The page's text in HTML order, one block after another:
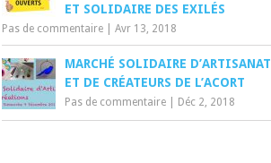
ET SOLIDAIRE DES EXILÉS
Pas de commentaire |Avr 13, 2018
MARCHÉ SOLIDAIRE D’ARTISANAT
ET DE CRÉATEURS DE L’ACORT
Pas de commentaire Déc 2, 2018